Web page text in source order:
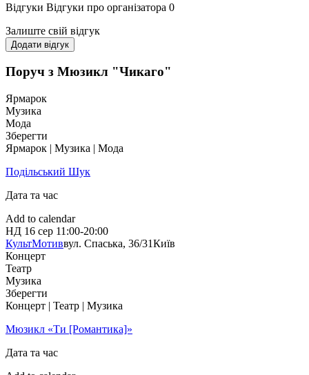
Відгуки Відгуки про організатора 0
Залиште свій відгук
Додати відгук
Поруч з Мюзикл "Чикаго"
Ярмарок
Музика
Мода
Зберегти
Ярмарок | Музика | Мода
Подільський Шук
Дата та час
Add to calendar
НД 16 сер 11:00-20:00
КультМотиввул. Спаська, 36/31Київ
Концерт
Театр
Музика
Зберегти
Концерт | Театр | Музика
Мюзикл «Ти [Романтика]»
Дата та час